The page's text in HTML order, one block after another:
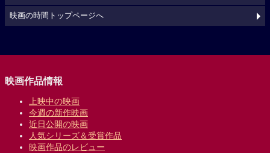
映画の時間トップページへ
映画作品情報
上映中の映画
今週の新作映画
近日公開の映画
人気シリーズ＆受賞作品
映画作品のレビュー